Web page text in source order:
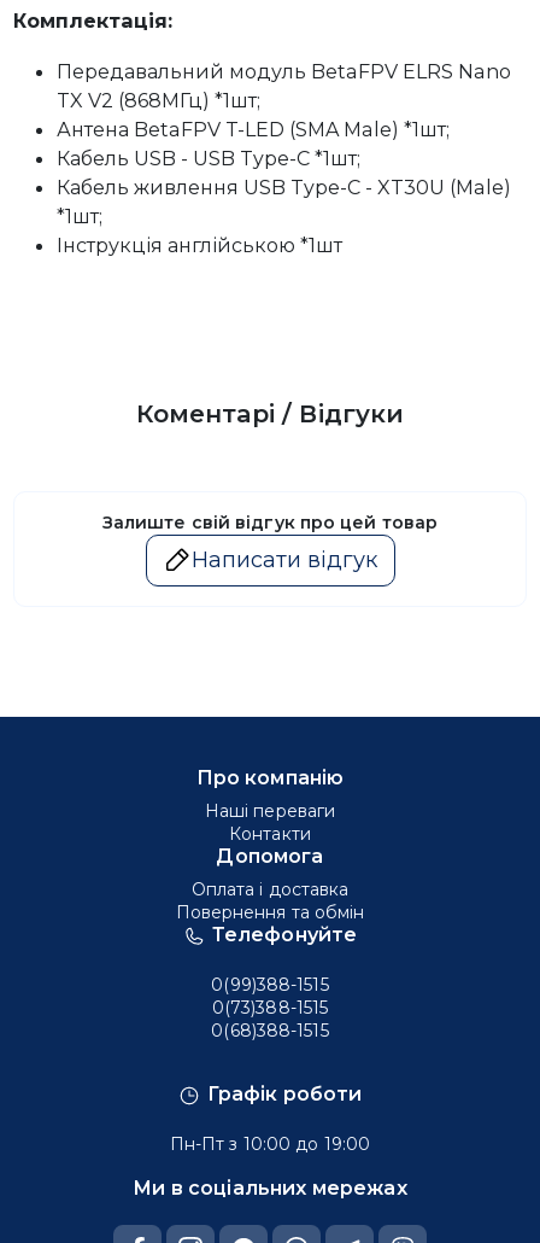
Комплектація:
Передавальний модуль BetaFPV ELRS Nano
TX V2 (868МГц) *1шт;
Антена BetaFPV T-LED (SMA Male) *1шт;
Кабель USB - USB Type-C *1шт;
Кабель живлення USB Type-C - XT30U (Male)
*1шт;
Інструкція англійською *1шт
Коментарі / Відгуки
Залиште свій відгук про цей товар
Написати відгук
Графік роботи
Пн-Пт з 10:00 до 19:00
Ми в соціальних мережах
Телефонуйте
0(99)388-1515
0(73)388-1515
0(68)388-1515
Про компанію
Наші переваги
Контакти
Допомога
Оплата і доставка
Повернення та обмін